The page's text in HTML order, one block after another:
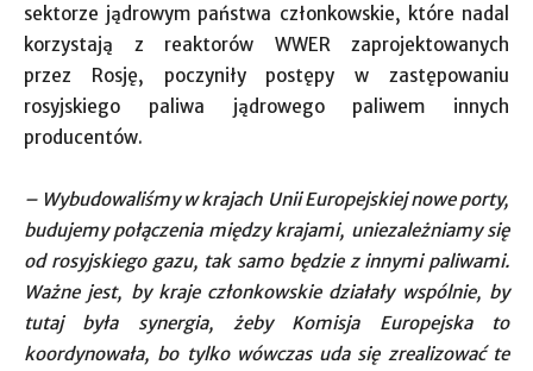
sektorze jądrowym państwa członkowskie, które nadal
korzystają z reaktorów WWER zaprojektowanych
przez Rosję, poczyniły postępy w zastępowaniu
rosyjskiego paliwa jądrowego paliwem innych
producentów.
– Wybudowaliśmy w krajach Unii Europejskiej nowe porty,
budujemy połączenia między krajami, uniezależniamy się
od rosyjskiego gazu, tak samo będzie z innymi paliwami.
Ważne jest, by kraje członkowskie działały wspólnie, by
tutaj była synergia, żeby Komisja Europejska to
koordynowała, bo tylko wówczas uda się zrealizować te